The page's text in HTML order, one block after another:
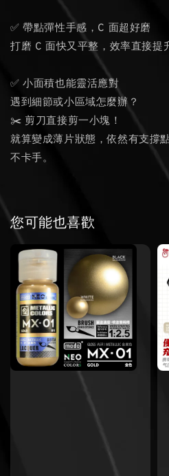
✅ 帶點彈性手感，C 面超好磨
打磨 C 面快又平整，效率直接提
✅ 小面積也能靈活應對
遇到細節或小區域怎麼辦？
✂️ 剪刀直接剪一小塊！
就算變成薄片狀態，依然有支撐
不卡手。
您可能也喜歡